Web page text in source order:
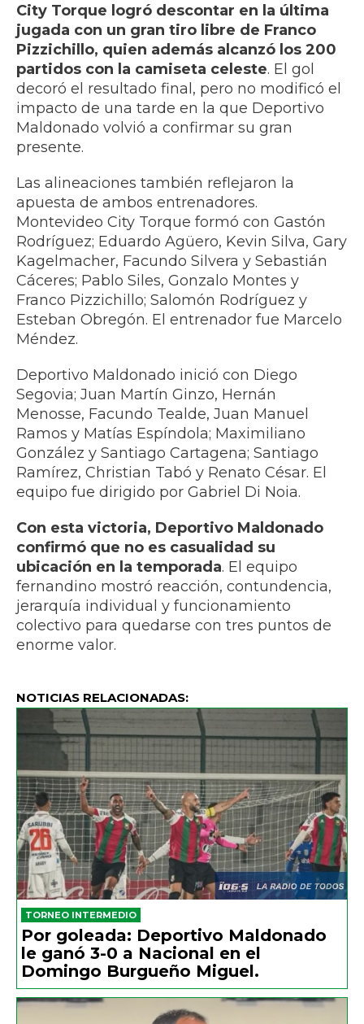
City Torque logró descontar en la última
jugada con un gran tiro libre de Franco
Pizzichillo, quien además alcanzó los 200
partidos con la camiseta celeste. El gol
decoró el resultado final, pero no modificó el
impacto de una tarde en la que Deportivo
Maldonado volvió a confirmar su gran
presente.
Las alineaciones también reflejaron la
apuesta de ambos entrenadores.
Montevideo City Torque formó con Gastón
Rodríguez; Eduardo Agüero, Kevin Silva, Gary
Kagelmacher, Facundo Silvera y Sebastián
Cáceres; Pablo Siles, Gonzalo Montes y
Franco Pizzichillo; Salomón Rodríguez y
Esteban Obregón. El entrenador fue Marcelo
Méndez.
Deportivo Maldonado inició con Diego
Segovia; Juan Martín Ginzo, Hernán
Menosse, Facundo Tealde, Juan Manuel
Ramos y Matías Espíndola; Maximiliano
González y Santiago Cartagena; Santiago
Ramírez, Christian Tabó y Renato César. El
equipo fue dirigido por Gabriel Di Noia.
Con esta victoria, Deportivo Maldonado
confirmó que no es casualidad su
ubicación en la temporada. El equipo
fernandino mostró reacción, contundencia,
jerarquía individual y funcionamiento
colectivo para quedarse con tres puntos de
enorme valor.
NOTICIAS RELACIONADAS:
TORNEO INTERMEDIO
Por goleada: Deportivo Maldonado
le ganó 3-0 a Nacional en el
Domingo Burgueño Miguel.